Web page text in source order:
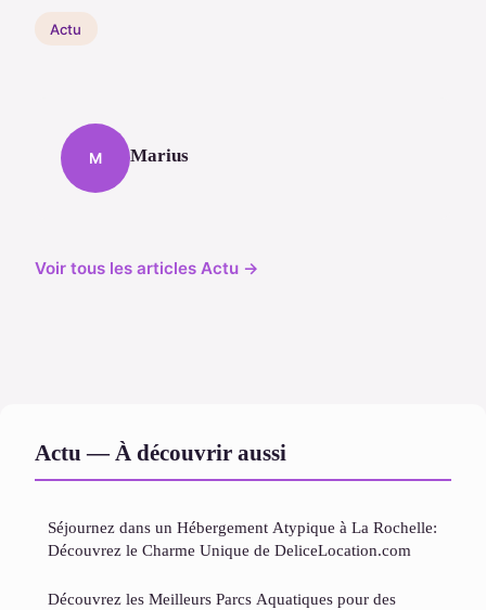
Actu
M Marius
Voir tous les articles Actu →
Actu — À découvrir aussi
Séjournez dans un Hébergement Atypique à La Rochelle:
Découvrez le Charme Unique de DeliceLocation.com
Découvrez les Meilleurs Parcs Aquatiques pour des